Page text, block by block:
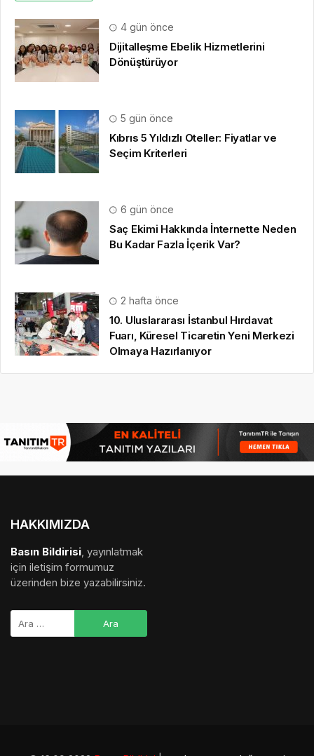
4 gün önce
Dijitalleşme Ebelik Hizmetlerini
Dönüştürüyor
5 gün önce
Kıbrıs 5 Yıldızlı Oteller: Fiyatlar ve
Seçim Kriterleri
6 gün önce
Saç Ekimi Hakkında İnternette Neden
Bu Kadar Fazla İçerik Var?
2 hafta önce
10. Uluslararası İstanbul Hırdavat
Fuarı, Küresel Ticaretin Yeni Merkezi
Olmaya Hazırlanıyor
HAKKIMIZDA
Basın Bildirisi, yayınlatmak
için iletişim formumuz
üzerinden bize yazabilirsiniz.